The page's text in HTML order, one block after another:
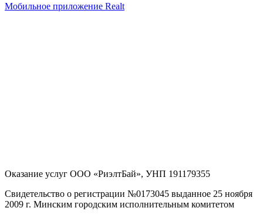
Мобильное приложение Realt
Оказание услуг ООО «РиэлтБай», УНП 191179355
Свидетельство о регистрации №0173045 выданное 25 ноября
2009 г. Минским городским исполнительным комитетом